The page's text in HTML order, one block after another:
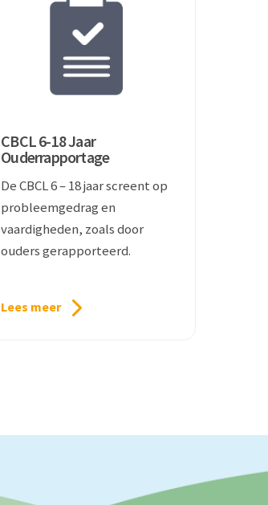
CBCL 6-18 Jaar
Ouderrapportage
De CBCL 6 – 18 jaar screent op
probleemgedrag en
vaardigheden, zoals door
ouders gerapporteerd.
Lees meer